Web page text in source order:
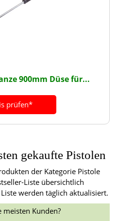
900mm Düse für...
prüfen*
gekaufte Pistolen
der Kategorie Pistole
Liste übersichtlich
werden täglich aktualisiert.
meisten Kunden?